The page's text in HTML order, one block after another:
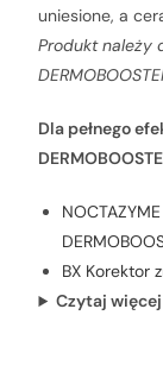
uniesione, a
Produkt należy
Dla pełnego
BX Korektor
Czytaj więcej